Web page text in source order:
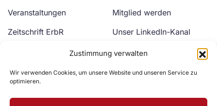
Zustimmung verwalten
Wir verwenden Cookies, um unsere Website und unseren Service zu
optimieren.
Veranstaltungen
Zeitschrift ErbR
Mitglied werden
Unser LinkedIn-Kanal
Unser YouTube-Kanal